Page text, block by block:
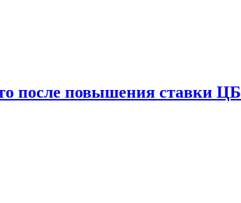
после повышения ставки ЦБ